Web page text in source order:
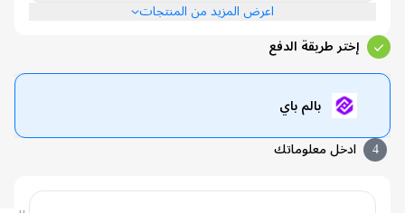
اعرض المزيد من المنتجات
إختر طريقة الدفع
بالم باي
ادخل معلوماتك